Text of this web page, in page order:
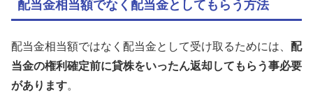
配当金相当額でなく配当金としてもらう方法
配当金相当額ではなく配当金として受け取るためには、 配
当金の権利確定前に貸株をいったん返却してもらう事必要
があります。